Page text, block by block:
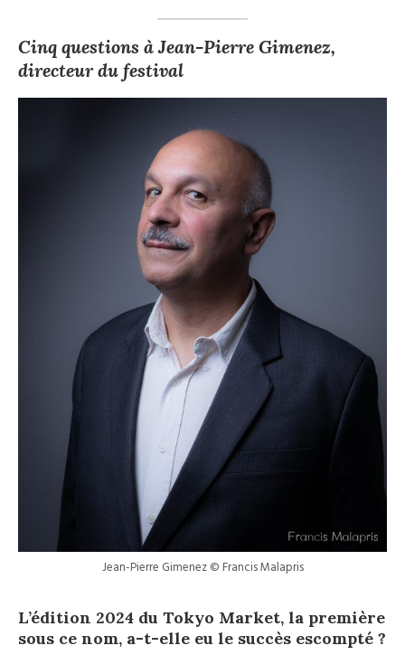
Cinq questions à Jean-Pierre Gimenez,
directeur du festival
Jean-Pierre Gimenez © Francis Malapris
L’édition 2024 du Tokyo Market, la première
sous ce nom, a-t-elle eu le succès escompté ?